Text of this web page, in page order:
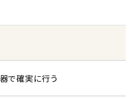
で確実に行う